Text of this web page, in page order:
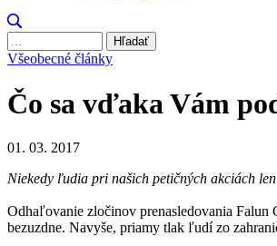
Hľadať
Všeobecné články
Čo sa vďaka Vám
01. 03. 2017
Niekedy ľudia pri našich petičných akciách
Odhaľovanie zločinov prenasledovania Falun
bezuzdne. Navyše, priamy tlak ľudí zo